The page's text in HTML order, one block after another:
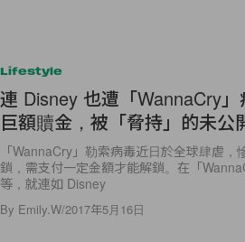
Lifestyle
連 Disney 也遭「WannaCry
巨額贖金，被「脅持」的未
「WannaCry」勒索病毒近日於全球肆虐，
鎖，需支付一定金額才能解鎖。在「
等，就連如 Disney
By Emily.W/2017年5月16日